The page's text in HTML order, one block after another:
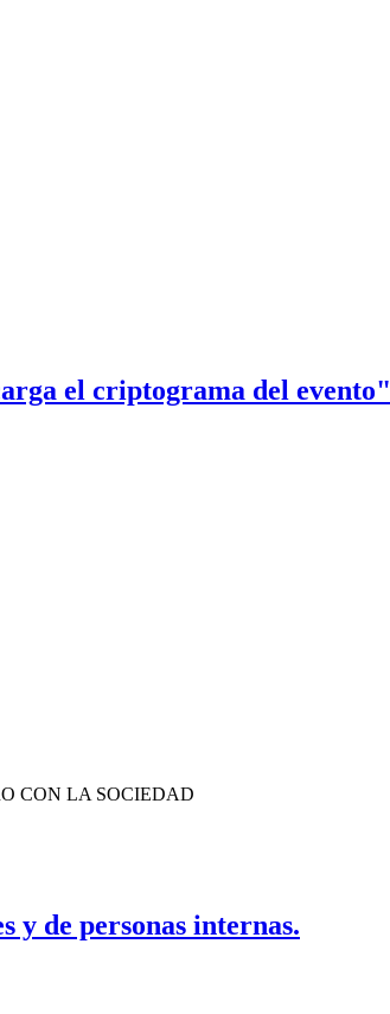
el criptograma del evento"
CON LA SOCIEDAD
y de personas internas.